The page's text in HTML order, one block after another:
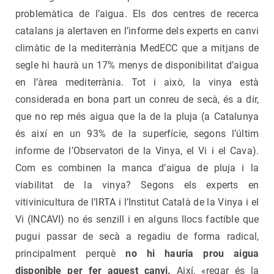
problemàtica de l’aigua. Els dos centres de recerca
catalans ja alertaven en l’informe dels experts en canvi
climàtic de la mediterrània MedECC que a mitjans de
segle hi haurà un 17% menys de disponibilitat d’aigua
en l’àrea mediterrània. Tot i això, la vinya està
considerada en bona part un conreu de secà, és a dir,
que no rep més aigua que la de la pluja (a Catalunya
és així en un 93% de la superfície, segons l’últim
informe de l’Observatori de la Vinya, el Vi i el Cava).
Com es combinen la manca d’aigua de pluja i la
viabilitat de la vinya? Segons els experts en
vitivinicultura de l’IRTA i l’Institut Català de la Vinya i el
Vi (INCAVI) no és senzill i en alguns llocs factible que
pugui passar de secà a regadiu de forma radical,
principalment perquèno hi hauria prou aigua
disponible per fer aquest canvi. Així, «regar és la